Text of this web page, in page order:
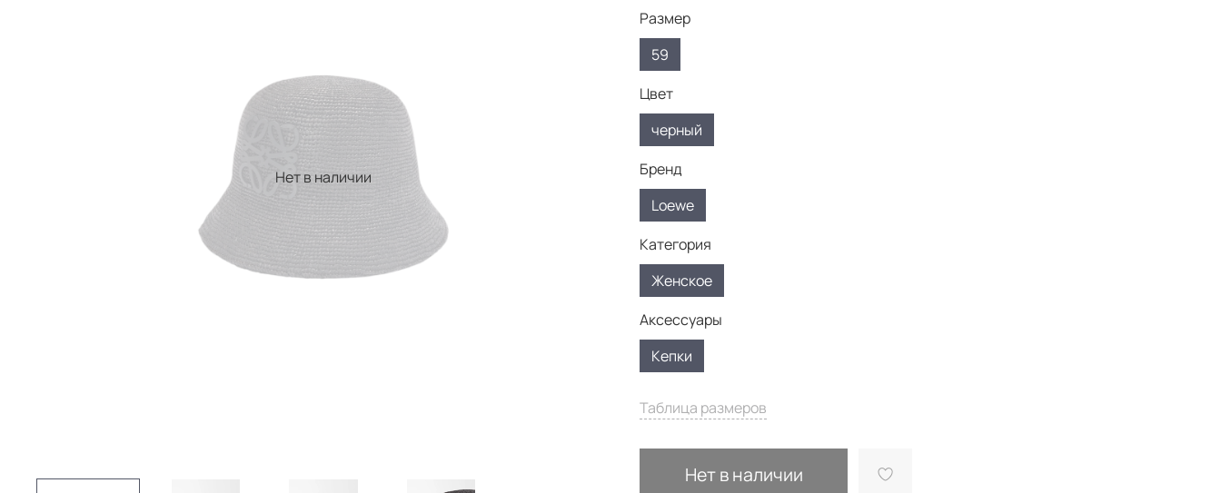
Нет в наличии
Таблица размеров
Нет в наличии
Размер
59
Цвет
черный
Бренд
Loewe
Категория
Женское
Аксессуары
Кепки